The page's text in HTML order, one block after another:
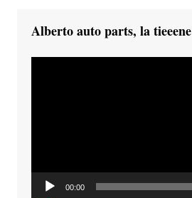
Alberto auto parts, la tieeene
00:00